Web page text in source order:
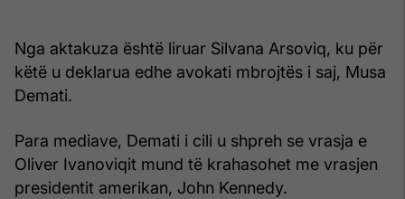
Nga aktakuza është liruar Silvana Arsoviq, ku për
këtë u deklarua edhe avokati mbrojtës i saj, Musa
Demati.
Para mediave, Demati i cili u shpreh se vrasja e
Oliver Ivanoviqit mund të krahasohet me vrasjen
presidentit amerikan, John Kennedy.